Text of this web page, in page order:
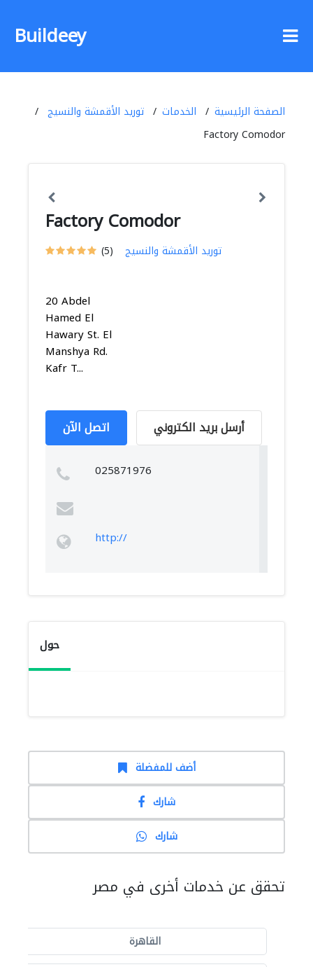
Buildeey
الصفحة الرئيسية الخدمات
توريد الأقمشة والنسيج
Factory Comodor
Factory Comodor
(5) توريد الأقمشة والنسيج
20 Abdel
Hamed El
Hawary St. El
Manshya Rd.
Kafr T...
اتصل الآن أرسل بريد الكتروني
025871976
http://
حول
أضف للمفضلة
شارك
شارك
تحقق عن خدمات أخرى في مصر
القاهرة